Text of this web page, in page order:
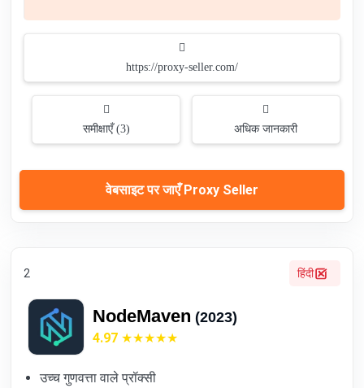
https://proxy-seller.com/
समीक्षाएँ (3) अधिक जानकारी
वेबसाइट पर जाएँ Proxy Seller
2 हिंदी
NodeMaven (2023)
4.97
उच्च गुणवत्ता वाले प्रॉक्सी